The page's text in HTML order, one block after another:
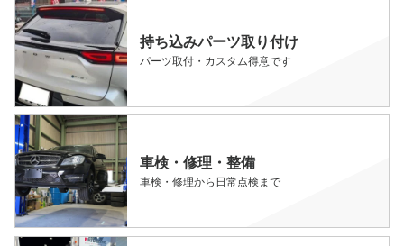
持ち込みパーツ取り付け
パーツ取付・カスタム得意です
車検・修理・整備
車検・修理から日常点検まで